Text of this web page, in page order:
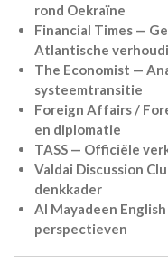
rond Oekraïne
Financial Times —
Atlantische
The Economist —
systeemtransitie
Foreign Affairs /
en diplomatie
TASS — Officiële
Valdai Discussion
denkkader
Al Mayadeen
perspectieven